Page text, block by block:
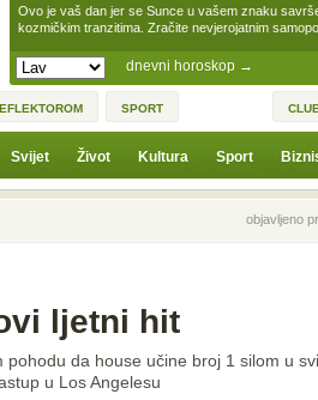
dnevni horoskop →
Ovo je vaš dan jer se Sunce u vašem znaku
kozmičkim tranzitima. Zračite nevjerojatnim
SPORT
Svijet Život Kultura Sport
Prethodna vijestobjavljeno
ljetni hit
pohodu da house učine broj 1 silom u
u Los Angelesu